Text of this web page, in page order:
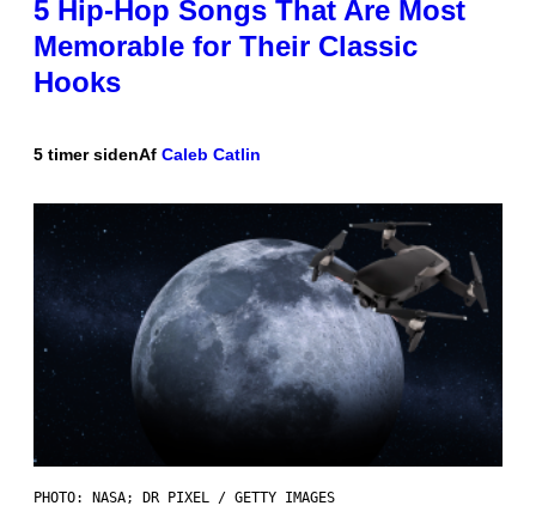
5 Hip-Hop Songs That Are Most
Memorable for Their Classic
Hooks
5 timer sidenAf Caleb Catlin
PHOTO: NASA; DR PIXEL / GETTY IMAGES